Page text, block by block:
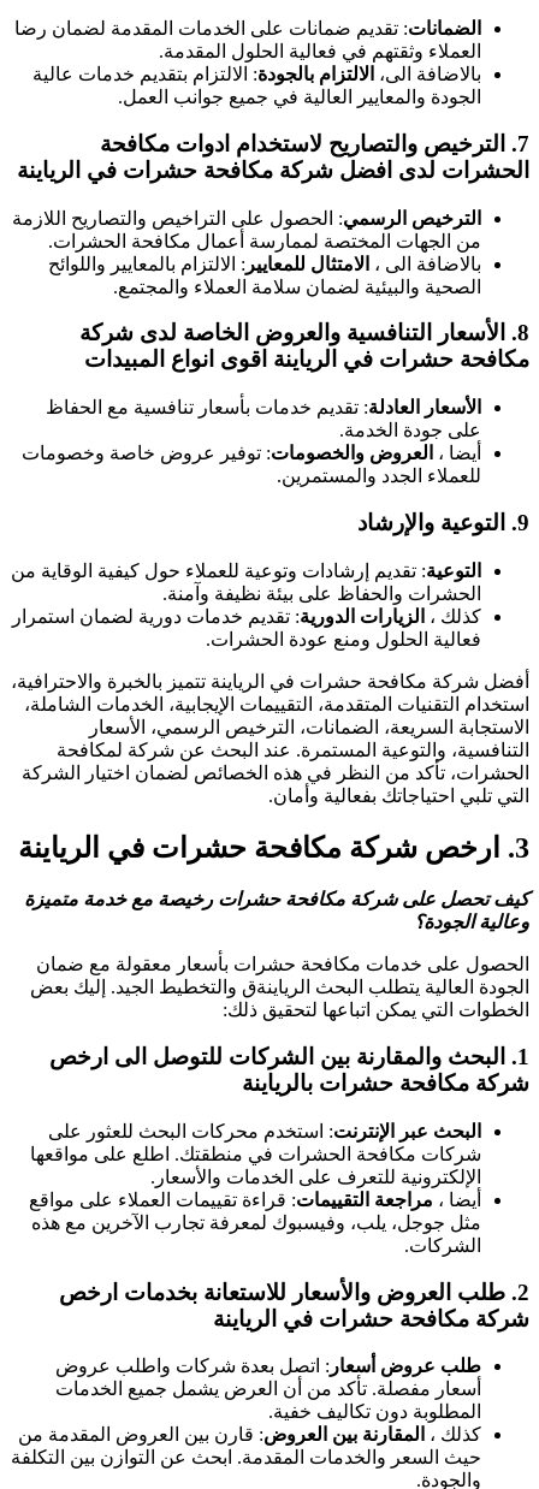
الضمانات: تقديم ضمانات على الخدمات المقدمة لضمان رضا
العملاء وثقتهم في فعالية الحلول المقدمة.
بالاضافة الى، الالتزام بالجودة: الالتزام بتقديم خدمات عالية
الجودة والمعايير العالية في جميع جوانب العمل.
7. الترخيص والتصاريح لاستخدام ادوات مكافحة
الحشرات لدى افضل شركة مكافحة حشرات في الرياينة
الترخيص الرسمي: الحصول على التراخيص والتصاريح اللازمة
من الجهات المختصة لممارسة أعمال مكافحة الحشرات.
بالاضافة الى ، الامتثال للمعايير : الالتزام بالمعايير واللوائح
الصحية والبيئية لضمان سلامة العملاء والمجتمع.
8. الأسعار التنافسية والعروض الخاصة لدى شركة
مكافحة حشرات في الرياينة اقوى انواع المبيدات
الأسعار العادلة: تقديم خدمات بأسعار تنافسية مع الحفاظ
على جودة الخدمة.
أيضا ، العروض والخصومات: توفير عروض خاصة وخصومات
للعملاء الجدد والمستمرين.
9. التوعية والإرشاد
التوعية: تقديم إرشادات وتوعية للعملاء حول كيفية الوقاية من
الحشرات والحفاظ على بيئة نظيفة وآمنة.
كذلك ، الزيارات الدورية: تقديم خدمات دورية لضمان استمرار
فعالية الحلول ومنع عودة الحشرات.
أفضل شركة مكافحة حشرات في الرياينة تتميز بالخبرة والاحترافية،
استخدام التقنيات المتقدمة، التقييمات الإيجابية، الخدمات الشاملة،
الاستجابة السريعة، الضمانات، الترخيص الرسمي، الأسعار
التنافسية، والتوعية المستمرة. عند البحث عن شركة لمكافحة
الحشرات، تأكد من النظر في هذه الخصائص لضمان اختيار الشركة
التي تلبي احتياجاتك بفعالية وأمان.
3. ارخص شركة مكافحة حشرات في الرياينة
كيف تحصل على شركة مكافحة حشرات رخيصة مع خدمة متميزة
وعالية الجودة؟
الحصول على خدمات مكافحة حشرات بأسعار معقولة مع ضمان
الجودة العالية يتطلب البحث الرياينةق والتخطيط الجيد. إليك بعض
الخطوات التي يمكن اتباعها لتحقيق ذلك:
1. البحث والمقارنة بين الشركات للتوصل الى ارخص
شركة مكافحة حشرات بالرياينة
البحث عبر الإنترنت: استخدم محركات البحث للعثور على
شركات مكافحة الحشرات في منطقتك. اطلع على مواقعها
الإلكترونية للتعرف على الخدمات والأسعار.
أيضا ، مراجعة التقييمات: قراءة تقييمات العملاء على مواقع
مثل جوجل، يلب، وفيسبوك لمعرفة تجارب الآخرين مع هذه
الشركات.
2. طلب العروض والأسعار للاستعانة بخدمات ارخص
شركة مكافحة حشرات في الرياينة
طلب عروض أسعار : اتصل بعدة شركات واطلب عروض
أسعار مفصلة. تأكد من أن العرض يشمل جميع الخدمات
المطلوبة دون تكاليف خفية.
كذلك ، المقارنة بين العروض: قارن بين العروض المقدمة من
حيث السعر والخدمات المقدمة. ابحث عن التوازن بين التكلفة
والجودة.